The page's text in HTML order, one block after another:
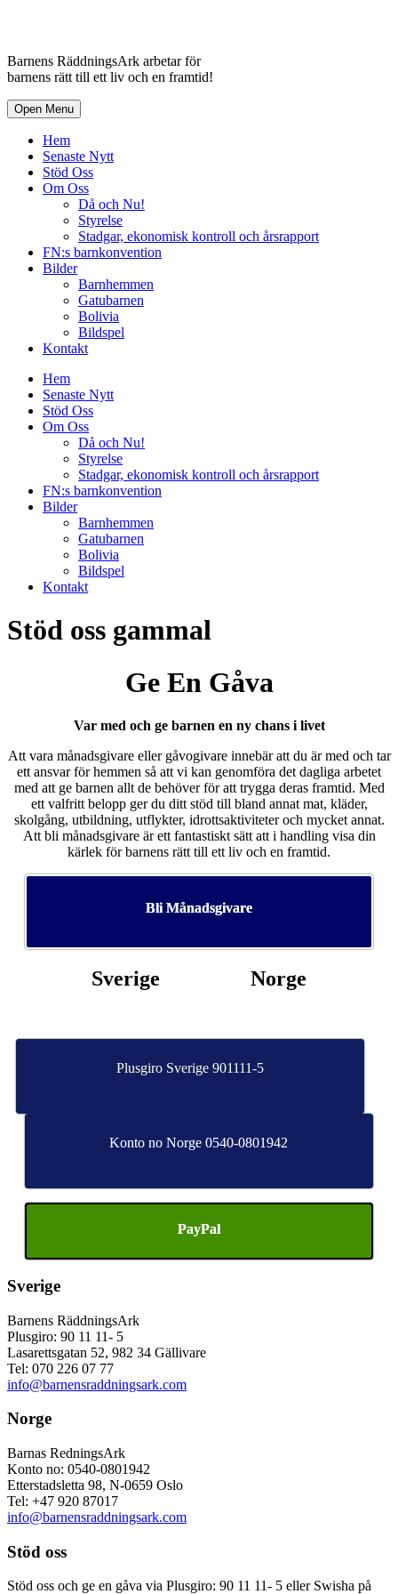
Barnens RäddningsArk arbetar för
barnens rätt till ett liv och en framtid!
Open Menu
Hem
Senaste Nytt
Stöd Oss
Om Oss
Då och Nu!
Styrelse
Stadgar, ekonomisk kontroll och årsrapport
FN:s barnkonvention
Bilder
Barnhemmen
Gatubarnen
Bolivia
Bildspel
Kontakt
Hem
Senaste Nytt
Stöd Oss
Om Oss
Då och Nu!
Styrelse
Stadgar, ekonomisk kontroll och årsrapport
FN:s barnkonvention
Bilder
Barnhemmen
Gatubarnen
Bolivia
Bildspel
Kontakt
Stöd oss gammal
Ge En Gåva
Var med och ge barnen en ny chans i livet
Att vara månadsgivare eller gåvogivare innebär att du är med och tar
ett ansvar för hemmen så att vi kan genomföra det dagliga arbetet
med att ge barnen allt de behöver för att trygga deras framtid. Med
ett valfritt belopp ger du ditt stöd till bland annat mat, kläder,
skolgång, utbildning, utflykter, idrottsaktiviteter och mycket annat.
Att bli månadsgivare är ett fantastiskt sätt att i handling visa din
kärlek för barnens rätt till ett liv och en framtid.
Bli Månadsgivare
Sverige Norge
Plusgiro Sverige 901111-5
Konto no Norge 0540-0801942
PayPal
Sverige
Barnens RäddningsArk
Plusgiro: 90 11 11- 5
Lasarettsgatan 52, 982 34 Gällivare
Tel: 070 226 07 77
info@barnensraddningsark.com
Norge
Barnas RedningsArk
Konto no: 0540-0801942
Etterstadsletta 98, N-0659 Oslo
Tel: +47 920 87017
info@barnensraddningsark.com
Stöd oss
Stöd oss och ge en gåva via Plusgiro: 90 11 11- 5 eller Swisha på